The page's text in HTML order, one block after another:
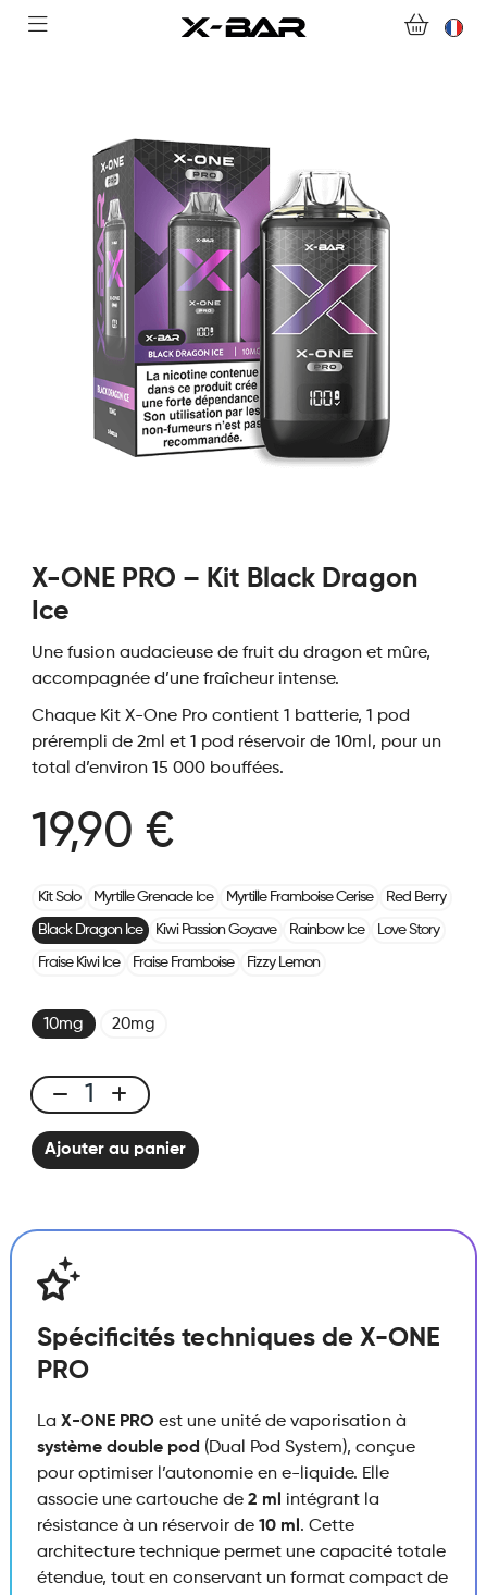
NOUS CONTACTER
FOIRE AUX QUESTIONS
DEVENIR REVENDEUR
MON COMPTE
X-ONE PRO – Kit Black Dragon
Ice
Une fusion audacieuse de fruit du dragon et mûre,
accompagnée d’une fraîcheur intense.
Chaque Kit X-One Pro contient 1 batterie, 1 pod
prérempli de 2ml et 1 pod réservoir de 10ml, pour un
total d’environ 15 000 bouffées.
19,90 €
Kit Solo Myrtille Grenade Ice Myrtille Framboise Cerise Red Berry
Black Dragon Ice Kiwi Passion Goyave Rainbow Ice Love Story
Fraise Kiwi Ice Fraise Framboise Fizzy Lemon
10mg 20mg
X-
ONE
PRO
Black
Dragon
Ice
Ajouter au panier
Spécificités techniques de X-ONE
PRO
La X-ONE PROest une unité de vaporisation à
système double pod (Dual Pod System), conçue
pour optimiser l’autonomie en e-liquide. Elle
associe une cartouche de 2 ml
intégrant la
résistance à un réservoir de 10 ml . Cette
architecture technique permet une capacité totale
étendue, tout en conservant un format compact de